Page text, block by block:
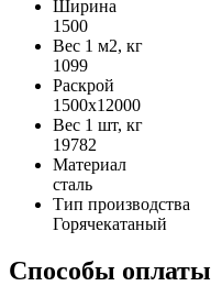
Ширина
1500
Вес 1 м2, кг
1099
Раскрой
1500х12000
Вес 1 шт, кг
19782
Материал
сталь
Тип производства
Горячекатаный
Способы оплаты